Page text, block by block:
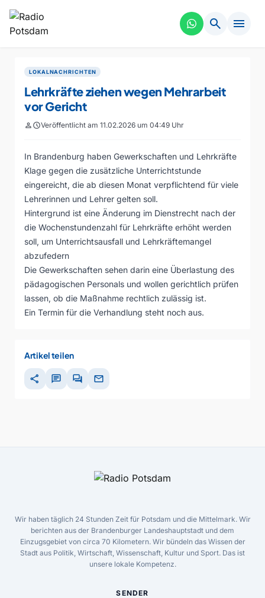
search menu
LOKALNACHRICHTEN
Lehrkräfte ziehen wegen Mehrarbeit
vor Gericht
personscheduleVeröffentlicht am 11.02.2026 um 04:49 Uhr
In Brandenburg haben Gewerkschaften und Lehrkräfte
Klage gegen die zusätzliche Unterrichtstunde
eingereicht, die ab diesen Monat verpflichtend für viele
Lehrerinnen und Lehrer gelten soll.
Hintergrund ist eine Änderung im Dienstrecht nach der
die Wochenstundenzahl für Lehrkräfte erhöht werden
soll, um Unterrichtsausfall und Lehrkräftemangel
abzufedern
Die Gewerkschaften sehen darin eine Überlastung des
pädagogischen Personals und wollen gerichtlich prüfen
lassen, ob die Maßnahme rechtlich zulässig ist.
Ein Termin für die Verhandlung steht noch aus.
Artikel teilen
share chat forum mail
Wir haben täglich 24 Stunden Zeit für Potsdam und die Mittelmark. Wir
berichten aus der Brandenburger Landeshauptstadt und dem
Einzugsgebiet von circa 70 Kilometern. Wir bündeln das Wissen der
Stadt aus Politik, Wirtschaft, Wissenschaft, Kultur und Sport. Das ist
unsere lokale Kompetenz.
SENDER